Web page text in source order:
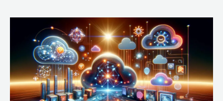
Nuvem:
Google
Cloud,